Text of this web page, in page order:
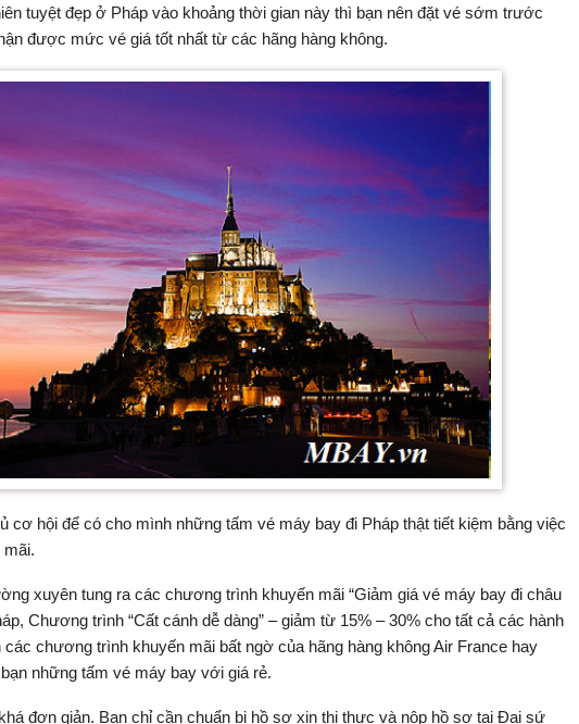
tuyệt đẹp ở Pháp vào khoảng thời gian này thì bạn nên đặt vé sớm trước
được mức vé giá tốt nhất từ các hãng hàng không.
cơ hội để có cho mình những tấm vé máy bay đi Pháp thật tiết kiệm bằng việc
mãi.
xuyên tung ra các chương trình khuyến mãi “Giảm giá vé máy bay đi châu
Chương trình “Cất cánh dễ dàng” – giảm từ 15% – 30% cho tất cả các hành
chương trình khuyến mãi bất ngờ của hãng hàng không Air France hay
những tấm vé máy bay với giá rẻ.
đơn giản. Bạn chỉ cần chuẩn bị hồ sơ xin thị thực và nộp hồ sơ tại Đại sứ